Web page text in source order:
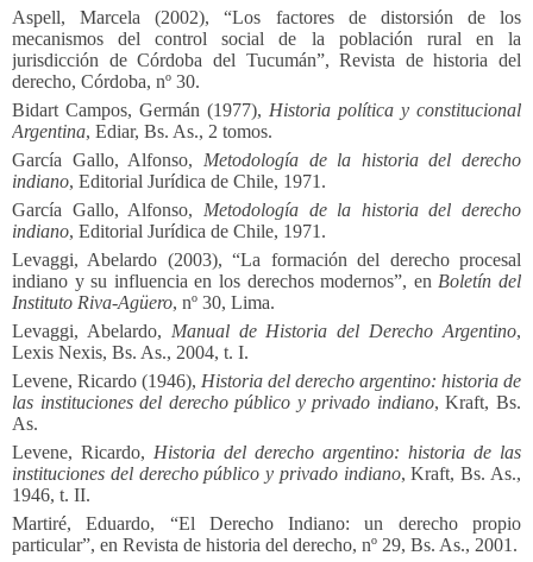
Aspell, Marcela (2002), “Los factores de distorsión de los
mecanismos del control social de la población rural en la
jurisdicción de Córdoba del Tucumán”, Revista de historia del
derecho, Córdoba, nº 30.
Bidart Campos, Germán (1977), Historia política y constitucional
Argentina, Ediar, Bs. As., 2 tomos.
García Gallo, Alfonso, Metodología de la historia del derecho
indiano, Editorial Jurídica de Chile, 1971.
García Gallo, Alfonso, Metodología de la historia del derecho
indiano, Editorial Jurídica de Chile, 1971.
Levaggi, Abelardo (2003), “La formación del derecho procesal
indiano y su influencia en los derechos modernos”, en Boletín del
Instituto Riva-Agüero, nº 30, Lima.
Levaggi, Abelardo, Manual de Historia del Derecho Argentino,
Lexis Nexis, Bs. As., 2004, t. I.
Levene, Ricardo (1946), Historia del derecho argentino: historia de
las instituciones del derecho público y privado indiano, Kraft, Bs.
As.
Levene, Ricardo, Historia del derecho argentino: historia de las
instituciones del derecho público y privado indiano, Kraft, Bs. As.,
1946, t. II.
Martiré, Eduardo, “El Derecho Indiano: un derecho propio
particular”, en Revista de historia del derecho, nº 29, Bs. As., 2001.